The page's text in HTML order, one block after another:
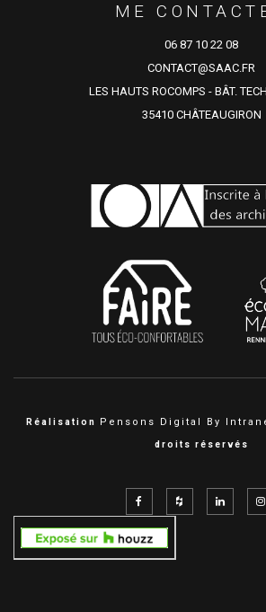
ME
06 87 10 22 08
CONTACT@SAAC.FR
LES HAUTS ROCOMPS - BÂT.
35410 CHÂTEAUGIRON
Réalisation Pensons Digital By
droits réservés